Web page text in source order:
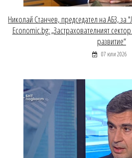
Николай Станчев, председател на АБЗ, за
Economic.bg: „Застрахователният
развитие“
07 юли 2026